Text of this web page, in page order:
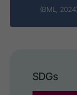
(BML, 2024)
SDGs